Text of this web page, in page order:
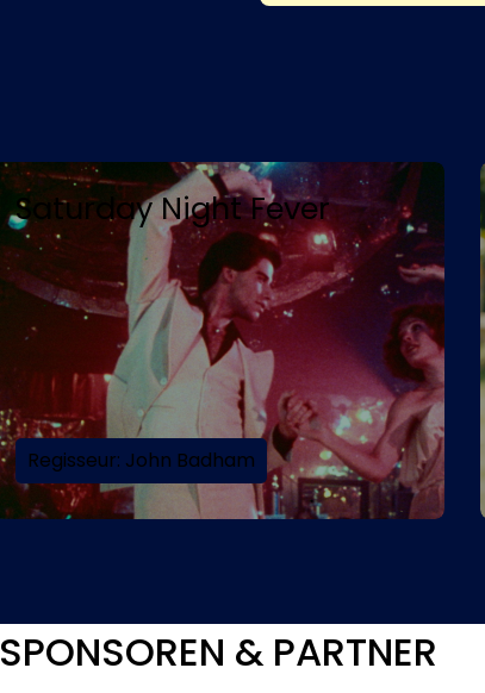
Herzilein
Regisseur: Sinje Köhler
SPONSOREN & PARTNER